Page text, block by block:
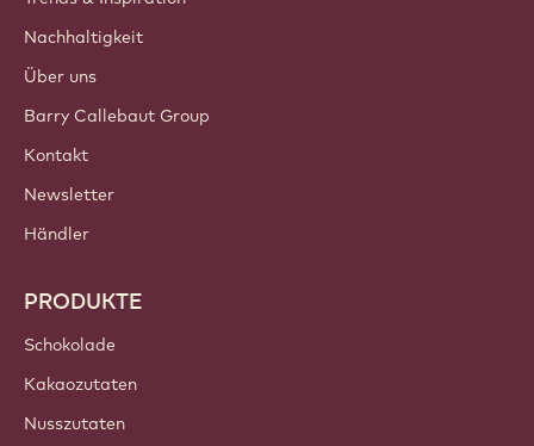
Nachhaltigkeit
Über uns
Barry Callebaut Group
Kontakt
Newsletter
Händler
PRODUKTE
Schokolade
Kakaozutaten
Nusszutaten